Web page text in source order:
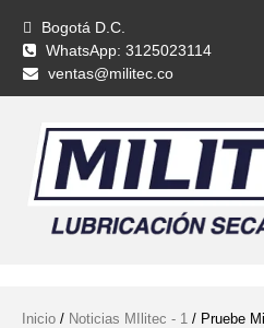
Bogotá D.C.
WhatsApp: 3125023114
ventas@militec.co
Inicio / Noticias MIlitec - 1 / Pruebe